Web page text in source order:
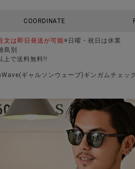
COORDINATE
文は即日発送が可能※日曜・祝日は休業
島別
上で送料無料!!
ギャルソンウェーブ)ギンガムチェッ